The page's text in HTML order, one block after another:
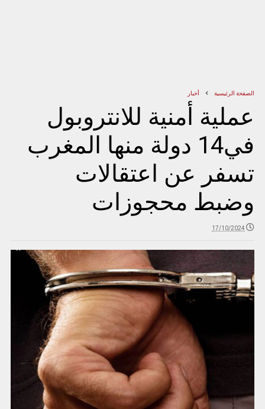
الصفحة الرئيسية أخبار
عملية أمنية للانتروبول
في14 دولة منها المغرب
تسفر عن اعتقالات
وضبط محجوزات
17/10/2024